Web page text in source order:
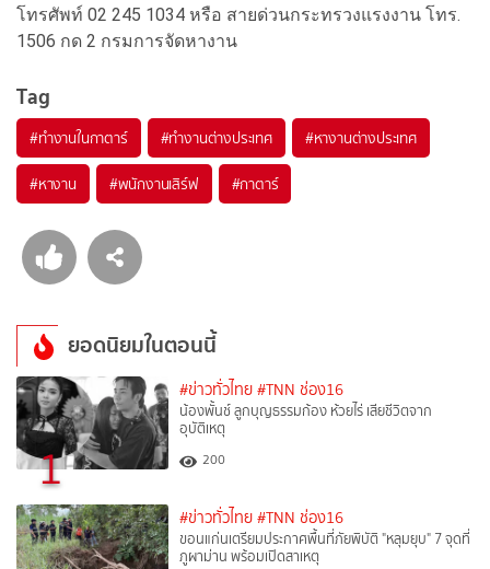
โทรศัพท์ 02 245 1034 หรือ สายด่วนกระทรวงแรงงาน โทร.
1506 กด 2 กรมการจัดหางาน
Tag
#ทำงานในกาตาร์ #ทำงานต่างประเทศ #หางานต่างประเทศ
#หางาน #พนักงานเสิร์ฟ #กาตาร์
ยอดนิยมในตอนนี้
1
#ข่าวทั่วไทย #TNN ช่อง16
น้องพั้นช์ ลูกบุญธรรมก้อง ห้วยไร่ เสียชีวิตจาก
อุบัติเหตุ
200
#ข่าวทั่วไทย #TNN ช่อง16
ขอนแก่นเตรียมประกาศพื้นที่ภัยพิบัติ "หลุมยุบ" 7 จุดที่
ภูผาม่าน พร้อมเปิดสาเหตุ